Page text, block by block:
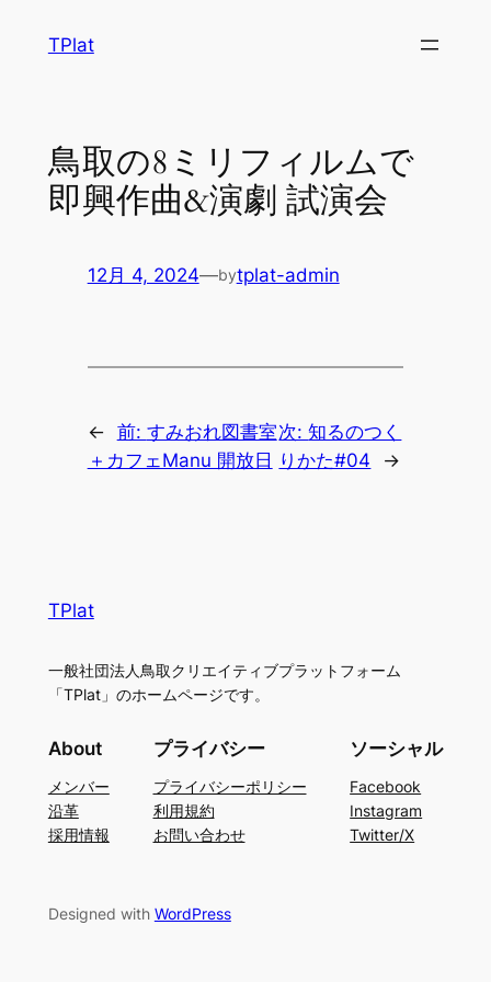
TPlat
鳥取の8ミリフィルムで
即興作曲&演劇 試演会
12月 4, 2024—bytplat-admin
← 前: すみおれ図書室
＋カフェManu 開放日
次:知るのつく
りかた#04
→
TPlat
一般社団法人鳥取クリエイティブプラットフォーム
「TPlat」のホームページです。
About
メンバー
沿革
採用情報
プライバシー
プライバシーポリシー
利用規約
お問い合わせ
ソーシャル
Facebook
Instagram
Twitter/X
Designed with WordPress